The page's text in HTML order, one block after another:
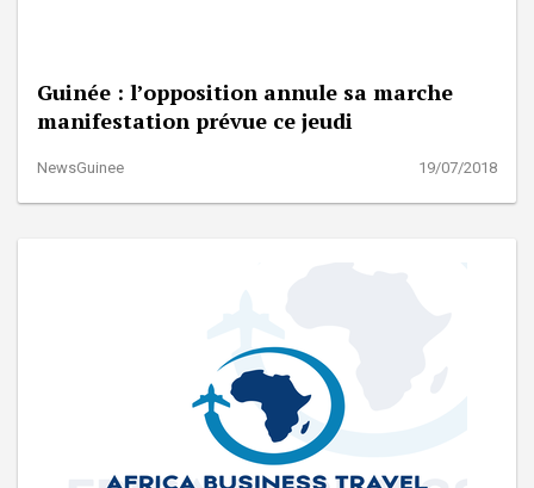
Guinée : l’opposition annule sa marche
manifestation prévue ce jeudi
NewsGuinee 19/07/2018